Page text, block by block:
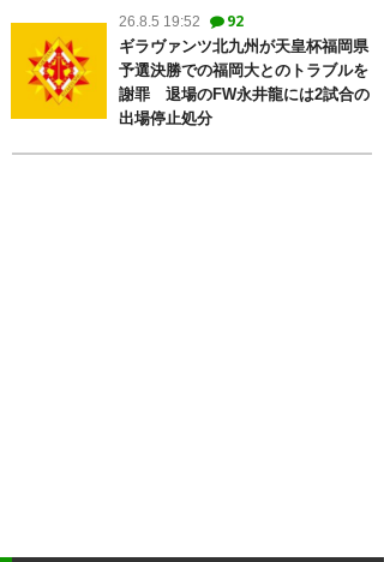
26.8.5 19:52 92
ギラヴァンツ北九州が天皇杯福岡県
予選決勝での福岡大とのトラブルを
謝罪 退場のFW永井龍には2試合の
出場停止処分